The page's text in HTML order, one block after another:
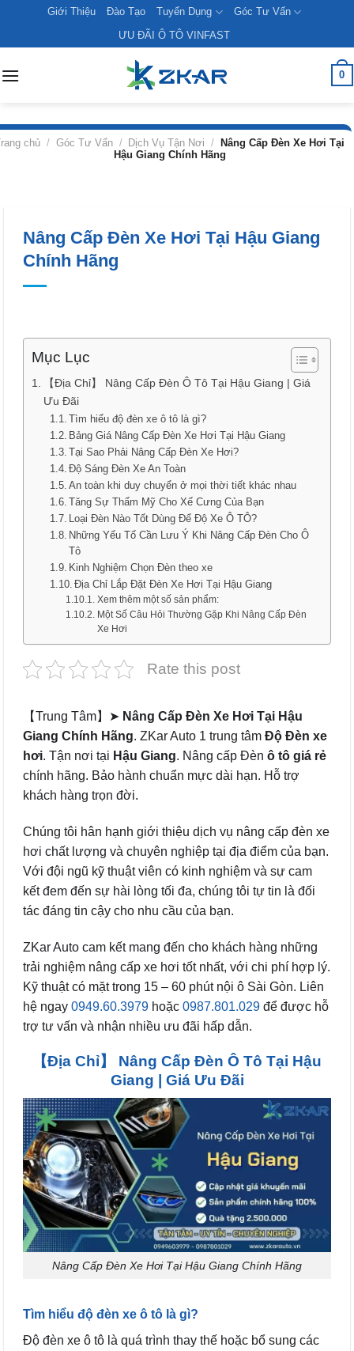
content
Giới Thiệu Đào Tạo Tuyển Dụng
Góc Tư Vấn
ƯU ĐÃI Ô TÔ VINFAST
0
chủ / Góc Tư Vấn / Dịch Vụ Tận Nơi /
Nâng Cấp Đèn Xe Hơi Tại
Hậu Giang Chính Hãng
Nâng Cấp Đèn Xe Hơi Tại Hậu Giang
Chính Hãng
Mục Lục
【Địa Chỉ】 Nâng Cấp Đèn Ô Tô Tại Hậu Giang | Giá
Ưu Đãi
Tìm hiểu độ đèn xe ô tô là gì?
Bảng Giá Nâng Cấp Đèn Xe Hơi Tại Hậu Giang
Tại Sao Phải Nâng Cấp Đèn Xe Hơi?
Độ Sáng Đèn Xe An Toàn
An toàn khi duy chuyển ở mọi thời tiết khác nhau
Tăng Sự Thẩm Mỹ Cho Xế Cưng Của Bạn
Loại Đèn Nào Tốt Dùng Để Độ Xe Ô TÔ?
Những Yếu Tố Cần Lưu Ý Khi Nâng Cấp Đèn Cho Ô
Tô
Kinh Nghiệm Chọn Đèn theo xe
Địa Chỉ Lắp Đặt Đèn Xe Hơi Tại Hậu Giang
Xem thêm một số sản phẩm:
Một Số Câu Hỏi Thường Gặp Khi Nâng Cấp Đèn
Xe Hơi
Rate this post
【Trung Tâm】➤ Nâng Cấp Đèn Xe Hơi Tại Hậu
Giang Chính Hãng. ZKar Auto 1 trung tâm Độ Đèn xe
hơi. Tận nơi tại Hậu Giang. Nâng cấp Đèn ô tô giá rẻ
chính hãng. Bảo hành chuẩn mực dài hạn. Hỗ trợ
khách hàng trọn đời.
Chúng tôi hân hạnh giới thiệu dịch vụ nâng cấp đèn xe
hơi chất lượng và chuyên nghiệp tại địa điểm của bạn.
Với đội ngũ kỹ thuật viên có kinh nghiệm và sự cam
kết đem đến sự hài lòng tối đa, chúng tôi tự tin là đối
tác đáng tin cậy cho nhu cầu của bạn.
ZKar Auto cam kết mang đến cho khách hàng những
trải nghiệm nâng cấp xe hơi tốt nhất, với chi phí hợp lý.
Kỹ thuật có mặt trong 15 – 60 phút nội ô Sài Gòn. Liên
hệ ngay 0949.60.3979 hoặc 0987.801.029 để được hỗ
trợ tư vấn và nhận nhiều ưu đãi hấp dẫn.
【Địa Chỉ】 Nâng Cấp Đèn Ô Tô Tại Hậu
Giang | Giá Ưu Đãi
Nâng Cấp Đèn Xe Hơi Tại Hậu Giang Chính Hãng
Tìm hiểu độ đèn xe ô tô là gì?
Độ đèn xe ô tô là quá trình thay thế hoặc bổ sung các